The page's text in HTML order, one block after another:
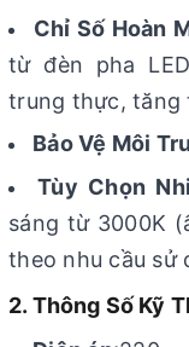
Chỉ Số Hoàn
từ đèn pha
trung thực, tăng
Bảo Vệ Môi
Tùy Chọn
sáng từ 3000K
theo nhu cầu sử
2. Thông Số Kỹ